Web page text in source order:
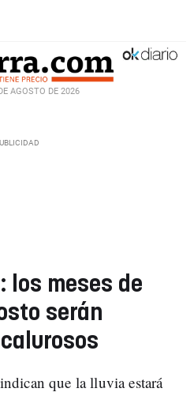
AGOSTO DE 2026
los meses de
serán
que la lluvia estará